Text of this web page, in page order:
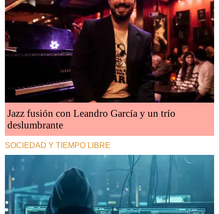
Jazz fusión con Leandro García y un trío
deslumbrante
SOCIEDAD Y TIEMPO LIBRE